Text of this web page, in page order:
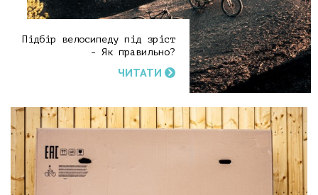
Підбір велосипеду під зріст
- Як правильно?
ЧИТАТИ